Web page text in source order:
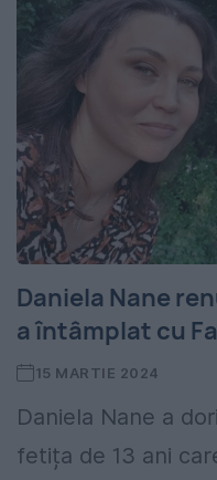
Daniela Nane
a întâmplat cu
15 MARTIE 2024
Daniela Nane a
fetița de 13 ani